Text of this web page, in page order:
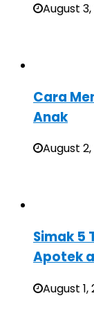
August
Cara
Anak
August
Simak 5
Apotek
August 1,